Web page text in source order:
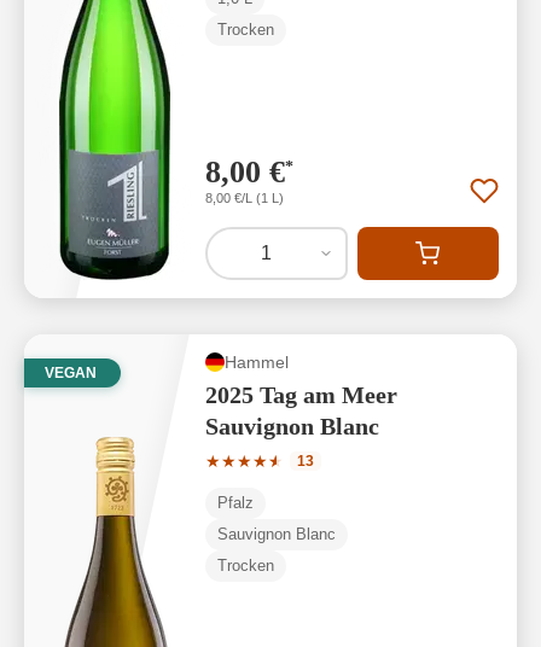
Trocken
8,00 €*
8,00 €/L (1 L)
1
VEGAN
Hammel
2025 Tag am Meer
Sauvignon Blanc
★★★★★
★
Durchschnittliche Bewertung von 4.85
13
Pfalz
Sauvignon Blanc
Trocken